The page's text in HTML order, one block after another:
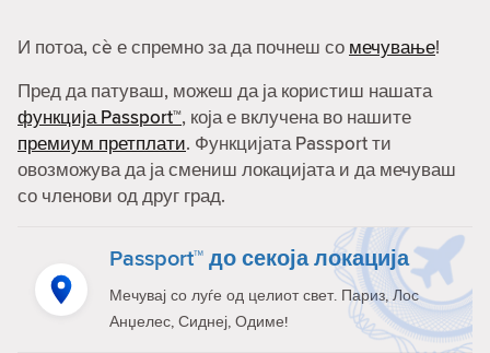
И потоа, сè е спремно за да почнеш со мечување!
Пред да патуваш, можеш да ја користиш нашата
функција Passport™, која е вклучена во нашите
премиум претплати. Функцијата Passport ти
овозможува да ја смениш локацијата и да мечуваш
со членови од друг град.
Passport™ до секоја локација
Мечувај со луѓе од целиот свет. Париз, Лос
Анџелес, Сиднеј, Одиме!